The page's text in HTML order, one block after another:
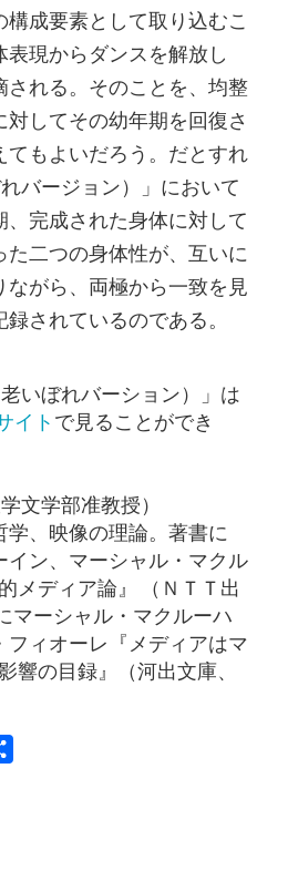
成要素として取り込むこ
表現からダンスを解放し
される。そのことを、均整
してその幼年期を回復さ
てもよいだろう。だとすれ
バージョン）」において
、完成された身体に対して
た二つの身体性が、互いに
ながら、両極から一致を見
されているのである。
いぼれバーション）」は
イト で見ることができ
文学部准教授）
、映像の理論。著書に
イン、マーシャル・マクル
メディア論』 （ＮＴＴ出
マーシャル・マクルーハ
フィオーレ『メディアはマ
響の目録』（河出文庫、